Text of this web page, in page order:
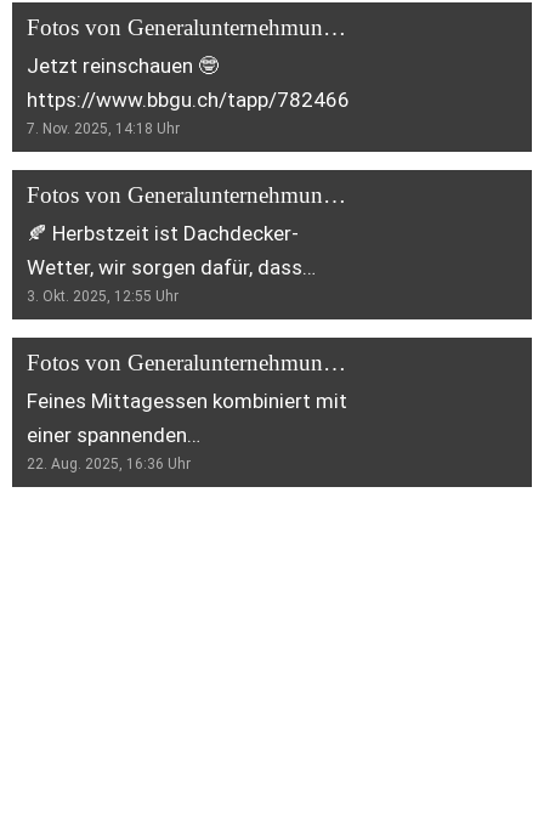
Fotos von Generalunternehmung Bäbler & Blumer GmbHs Beitrag
Jetzt reinschauen 🤓
https://www.bbgu.ch/tapp/782466
7. Nov. 2025, 14:18 Uhr
Fotos von Generalunternehmung Bäbler & Blumer GmbHs Beitrag
🍂 Herbstzeit ist Dachdecker-
Wetter, wir sorgen dafür, dass
jedes Dach sicher durch Regen und
Sturm kommt!
3. Okt. 2025, 12:55 Uhr
Fotos von Generalunternehmung Bäbler & Blumer GmbHs Beitrag
Feines Mittagessen kombiniert mit
einer spannenden
Baustellenbesichtigung am ESAF.
22. Aug. 2025, 16:36 Uhr